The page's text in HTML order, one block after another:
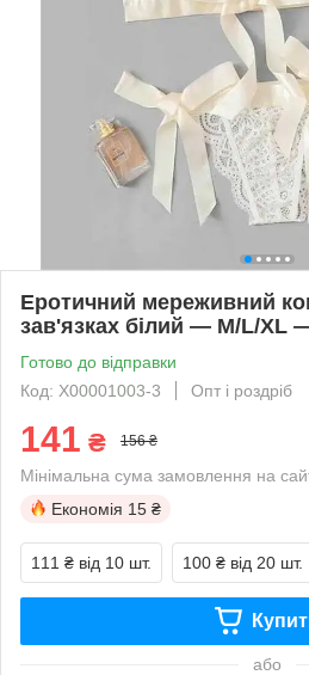
Еротичний мереживний
зав'язках білий — M/L/XL
Готово до відправки
Код: X00001003-3
Опт і роздріб
141 ₴ 156 ₴
Мінімальна сума замовлення на
Економія 15 ₴
111 ₴ від 10 шт. 100 ₴ від 20 шт.
або